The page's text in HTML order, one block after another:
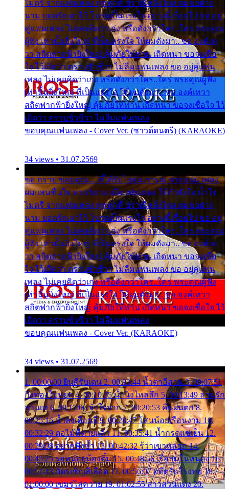
ไมตรี จากแฟนเพลง ทุกทุกที่ ปราณีหลั่งไหล ผมขอฝาก
นาม ยอดรักเอาไว้ โปรดเป็นแรงใจ อย่างนี้เรื่อยไป ขอ อยู่
คู่แฟนเพลง ไม่เคยคิดว่าเก่ง หรือดังกว่าใคร..ใคร พระคุณ
ผู้ฟัง เท่านั้นยิ่งใหญ่ ที่เป็นแรงใจ ให้ผมดังมา.. ขอ องค์เท
วา สถิตฟากฟ้ายิ่งใหญ่ คุ้มภัยให้ท่าน เถิดหนา ขอจงเชื่อ
ใจ ไว้เถิดว่า ตราบชั่วชีวา ไม่ลืมแฟนเพลง ขอ อยู่คู่แฟน
เพลง ไม่เคยคิดว่าเก่ง หรือดังกว่าใคร..ใคร พระคุณผู้ฟัง
เท่านั้นยิ่งใหญ่ ที่เป็นแรงใจ ให้ผมดังมา.. ขอ องค์เทวา
สถิตฟากฟ้ายิ่งใหญ่ คุ้มภัยให้ท่าน เถิดหนา ขอจงเชื่อใจ ไว้
เถิดว่า ตราบชั่วชีวา ไม่ลืมแฟนเพลง
ขอบคุณแฟนเพลง - Cover Ver. (ซาวด์ดนตรี) (KARAOKE)
34 views • 31.07.2569
ขอ กราบ ขอบคุณ.... ที่ได้รับไออุ่น การุณ จากแฟน เพลง
ผมแสนชื่นใจ หายวังเวง เมื่อแฟนเพลง ให้กำลังใจ น้ำใจ
ไมตรี จากแฟนเพลง ทุกทุกที่ ปราณีหลั่งไหล ผมขอฝาก
นาม ยอดรักเอาไว้ โปรดเป็นแรงใจ อย่างนี้เรื่อยไป ขอ อยู่
คู่แฟนเพลง ไม่เคยคิดว่าเก่ง หรือดังกว่าใคร..ใคร พระคุณ
ผู้ฟัง เท่านั้นยิ่งใหญ่ ที่เป็นแรงใจ ให้ผมดังมา.. ขอ องค์เท
วา สถิตฟากฟ้ายิ่งใหญ่ คุ้มภัยให้ท่าน เถิดหนา ขอจงเชื่อ
ใจ ไว้เถิดว่า ตราบชั่วชีวา ไม่ลืมแฟนเพลง ขอ อยู่คู่แฟน
เพลง ไม่เคยคิดว่าเก่ง หรือดังกว่าใคร..ใคร พระคุณผู้ฟัง
เท่านั้นยิ่งใหญ่ ที่เป็นแรงใจ ให้ผมดังมา.. ขอ องค์เทวา
สถิตฟากฟ้ายิ่งใหญ่ คุ้มภัยให้ท่าน เถิดหนา ขอจงเชื่อใจ ไว้
เถิดว่า ตราบชั่วชีวา ไม่ลืมแฟนเพลง
ขอบคุณแฟนเพลง - Cover Ver. (KARAOKE)
34 views • 31.07.2569
1. 00:00:00 ยินดีรับเดน 2. 00:03:44 น้ำตาอีสาน 3. 00:07:51
กิ่งทองใบหยก 4. 00:10:35 น้ำนิ่งไหลลึก 5. 00:13:49 ลานรัก
ลานเท 6. 00:17:06 จำใจจาก 7. 00:20:53 คืนฝนตก 8.
00:25:16 น้ำลงเดือนยี่ 9. 00:28:47 โสนน้อยเรือนงาม 10.
00:32:29 ตอไม้ที่ตายแล้ว 11. 00:35:41 น้ำกรดแช่เย็น 12.
00:39:08 อยากฟังซ้ำ 13. 00:42:32 รู้ว่าเขาหลอก 14.
00:45:25 รอหน่อยน้องติ๋ม 15. 00:48:56 เรือล่มในหนอง 16.
00:51:43 บัตรเชิญสีเลือด 17. 00:56:07 อดีตรักโรงทอ 18.
01:00:00 เขมรไล่ควาย 19. 01:02:55 สาวสวนแตง 20.